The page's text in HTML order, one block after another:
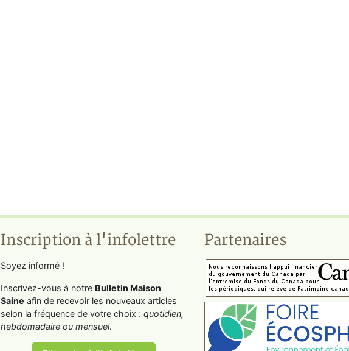
Inscription à l'infolettre
Soyez informé !
Inscrivez-vous à notre Bulletin Maison
Saine afin de recevoir les nouveaux articles
selon la fréquence de votre choix : quotidien,
hebdomadaire ou mensuel.
Partenaires